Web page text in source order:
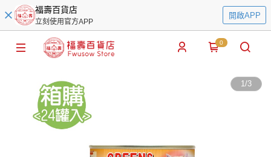
福壽百貨店
立刻使用官方APP
開啟APP
0
1/3